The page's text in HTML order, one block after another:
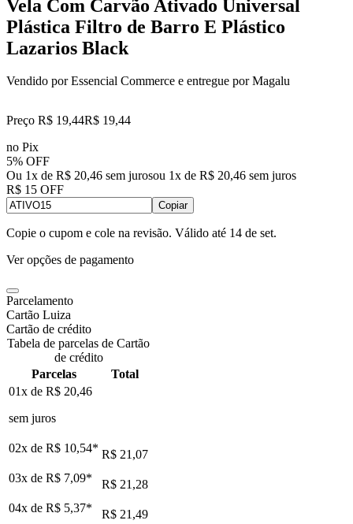
Vela Com Carvão Ativado Universal
Plástica Filtro de Barro E Plástico
Lazarios Black
Vendido porEssencial Commerce e entregue por Magalu
Preço R$ 19,44R$ 19,44
no Pix
5% OFF
Ou 1x de R$ 20,46 sem jurosou 1x de R$ 20,46 sem juros
R$ 15 OFF
Copiar
Copie o cupom e cole na revisão. Válido até 14 de set.
Ver opções de pagamento
Parcelamento
Cartão Luiza
Cartão de crédito
Tabela de parcelas de Cartão
de crédito
Parcelas
Total
01x de R$ 20,46
sem juros
02x de R$ 10,54* R$ 21,07
03x de R$ 7,09*
R$ 21,28
04x de R$ 5,37* R$ 21,49